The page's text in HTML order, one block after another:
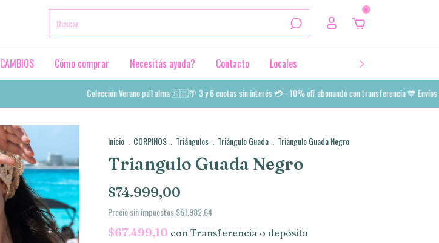
0
CAMBIOS Cómo comprar Necesitás ayuda? Contacto Locales
Colección Verano pa'l alma 🇨🇴🌴 3 y 6 cuotas sin interés 💳 - 10% off abonando con transferencia 💙 Envíos a
Inicio CORPIÑOS Triángulos Triángulo Guada Triangulo Guada Negro
Triangulo Guada Negro
$74.999,00
Precio sin impuestos$61.982,64
$67.499,10 con Transferencia o depósito